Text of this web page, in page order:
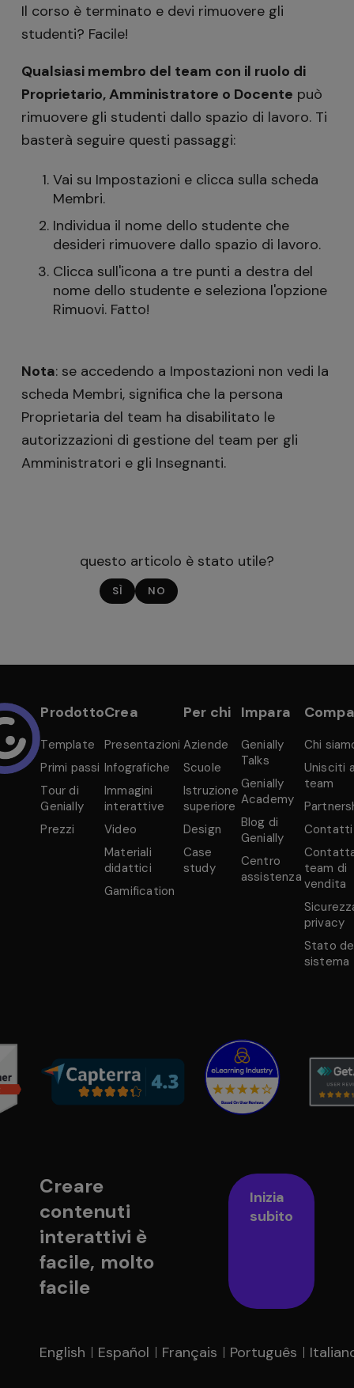
Il corso è terminato e devi rimuovere gli
studenti? Facile!
Qualsiasi membro del team con il ruolo di
Proprietario, Amministratore o Docente può
rimuovere gli studenti dallo spazio di lavoro. Ti
basterà seguire questi passaggi:
Vai su Impostazioni e clicca sulla scheda
Membri.
Individua il nome dello studente che
desideri rimuovere dallo spazio di lavoro.
Clicca sull'icona a tre punti a destra del
nome dello studente e seleziona l'opzione
Rimuovi. Fatto!
Nota: se accedendo a Impostazioni non vedi la
scheda Membri, significa che la persona
Proprietaria del team ha disabilitato le
autorizzazioni di gestione del team per gli
Amministratori e gli Insegnanti.
questo articolo è stato utile?
SÌ NO
Prodotto
Template
Primi passi
Tour di
Genially
Prezzi
Crea
Presentazioni
Infografiche
Immagini
interattive
Video
Materiali
didattici
Gamification
Per chi
Aziende
Scuole
Istruzione
superiore
Design
Case
study
Impara
Genially
Talks
Genially
Academy
Blog di
Genially
Centro
assistenza
Chi
Unisciti
team
Contatti
team di
vendita
privacy
Stato
sistema
Creare
contenuti
interattivi è
facile, molto
facile
Inizia
subito
English Español Français Português